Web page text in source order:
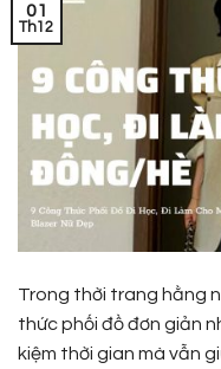
01
Th12
Trong thời trang hằng
thức phối đồ đơn giản
kiệm thời gian mà vẫn